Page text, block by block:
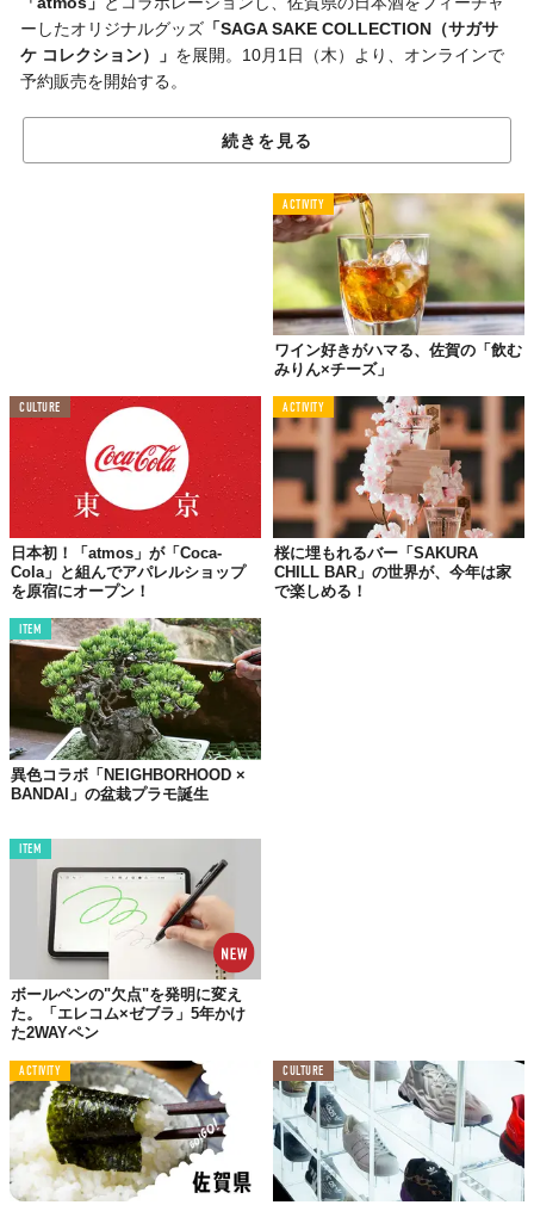
ーしたオリジナルグッズ 「SAGA SAKE COLLECTION（サガサ
ケ コレクション）」 を展開。10月1日（木）より、オンラインで
予約販売を開始する。
同コラボは、若者が日本酒に対して持っている“特別な場で飲む、
というイメージを払拭し、カジュアルで身近な
ファッショングッズ
を、今回のた
限定オリジナルラベルの日本酒とセッ
なお、ロゴ制作を手掛けるのは人気グラフィックアーティスト
。日本酒ラベルで多用される伝統的な髭文字
ストリートカルチャーを随所に表現して魅
コラボレーショングッズの詳細や販売サイトはコチラで後日発表
される。
続きを見る
ACTIVITY
ワイン好きがハマる、佐賀の「飲む
みりん×チーズ」
CULTURE
日本初！「atmos」が「Coca-
Cola」と組んでアパレルショップ
を原宿にオープン！
ACTIVITY
桜に埋もれるバー「SAKURA
CHILL BAR」の世界が、今年は家
で楽しめる！
ITEM
異色コラボ「NEIGHBORHOOD ×
BANDAI」の盆栽プラモ誕生
ITEM
ボールペンの"欠点"を発明に変え
た。「エレコム×ゼブラ」5年かけ
た2WAYペン
ACTIVITY CULTURE